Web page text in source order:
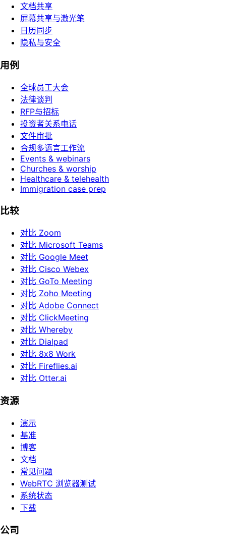
文档共享
屏幕共享与激光笔
日历同步
隐私与安全
用例
全球员工大会
法律谈判
RFP与招标
投资者关系电话
文件审批
合规多语言工作流
Events & webinars
Churches & worship
Healthcare & telehealth
Immigration case prep
比较
对比 Zoom
对比 Microsoft Teams
对比 Google Meet
对比 Cisco Webex
对比 GoTo Meeting
对比 Zoho Meeting
对比 Adobe Connect
对比 ClickMeeting
对比 Whereby
对比 Dialpad
对比 8x8 Work
对比 Fireflies.ai
对比 Otter.ai
资源
演示
基准
博客
文档
常见问题
WebRTC 浏览器测试
系统状态
下载
公司